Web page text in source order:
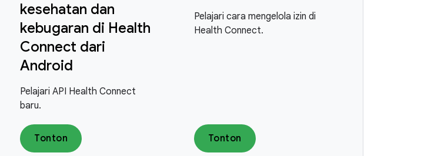
kesehatan dan
kebugaran di Health
Connect dari
Android
Pelajari API Health Connect
baru.
Tonton
Pelajari cara mengelola izin di
Health Connect.
Tonton